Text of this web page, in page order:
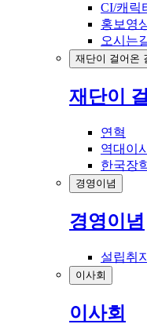
CI/캐릭
홍보영
오시는
재단이 걸어온
재단이
연혁
역대이
한국장
경영이념
경영이념
설립취지
이사회
이사회